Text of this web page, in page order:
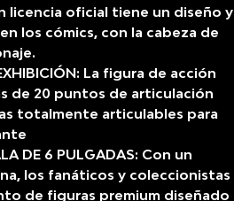
licencia oficial tiene un diseño y
los cómics, con la cabeza de
La figura de acción
de 20 puntos de articulación
totalmente articulables para
DE 6 PULGADAS: Con un
los fanáticos y coleccionistas
de figuras premium diseñado